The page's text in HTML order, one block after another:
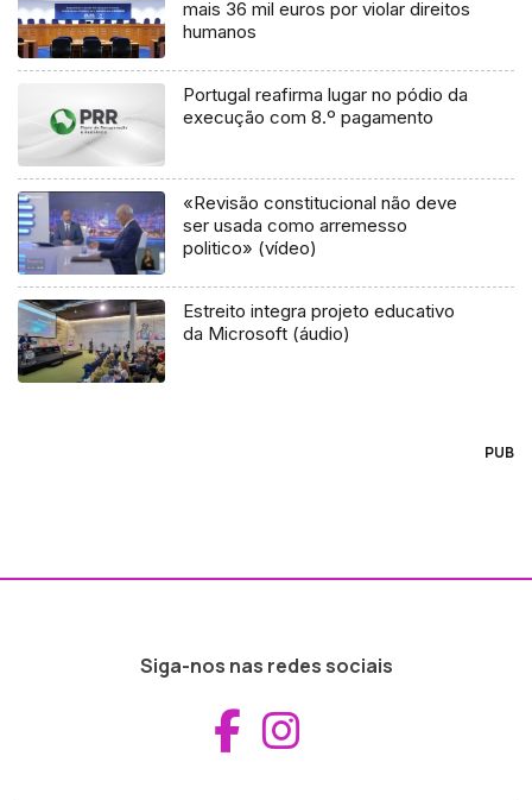
mais 36 mil euros por violar direitos
humanos
Portugal reafirma lugar no pódio da
execução com 8.º pagamento
«Revisão constitucional não deve
ser usada como arremesso
politico» (vídeo)
Estreito integra projeto educativo
da Microsoft (áudio)
PUB
Siga-nos nas redes sociais
Aceder ao